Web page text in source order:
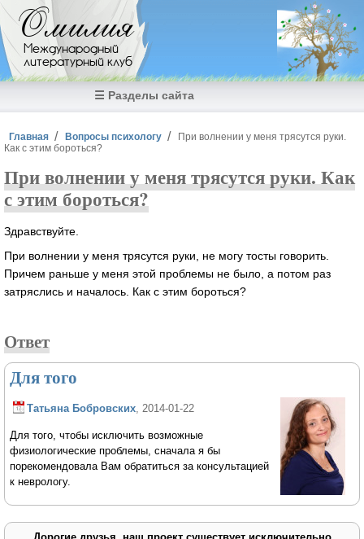
Перейти к основному содержанию
Омилия
Международный
литературный клуб
☰ Разделы сайта
Вы здесь
Главная Вопросы психологу
При волнении у меня трясутся руки.
Как с этим бороться?
При волнении у меня трясутся руки. Как
с этим бороться?
Здравствуйте.
При волнении у меня трясутся руки, не могу тосты говорить.
Причем раньше у меня этой проблемы не было, а потом раз
затряслись и началось. Как с этим бороться?
Ответ
Для того
Татьяна Бобровских , 2014-01-22
Для того, чтобы исключить возможные
физиологические проблемы, сначала я бы
порекомендовала Вам обратиться за консультацией
к неврологу.